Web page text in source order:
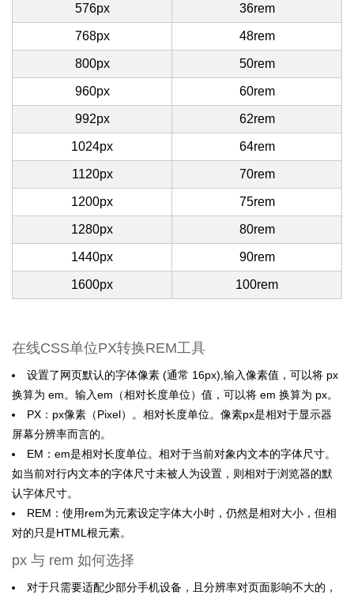
576px 36rem
768px 48rem
800px 50rem
960px 60rem
992px 62rem
1024px 64rem
1120px 70rem
1200px 75rem
1280px 80rem
1440px 90rem
1600px 100rem
在线CSS单位PX转换REM工具
设置了网页默认的字体像素 (通常 16px),输入像素值，可以将 px
换算为 em。输入em（相对长度单位）值，可以将 em 换算为 px。
PX：px像素（Pixel）。相对长度单位。像素px是相对于显示器
屏幕分辨率而言的。
EM：em是相对长度单位。相对于当前对象内文本的字体尺寸。
如当前对行内文本的字体尺寸未被人为设置，则相对于浏览器的默
认字体尺寸。
REM：使用rem为元素设定字体大小时，仍然是相对大小，但相
对的只是HTML根元素。
px 与 rem 如何选择
对于只需要适配少部分手机设备，且分辨率对页面影响不大的，